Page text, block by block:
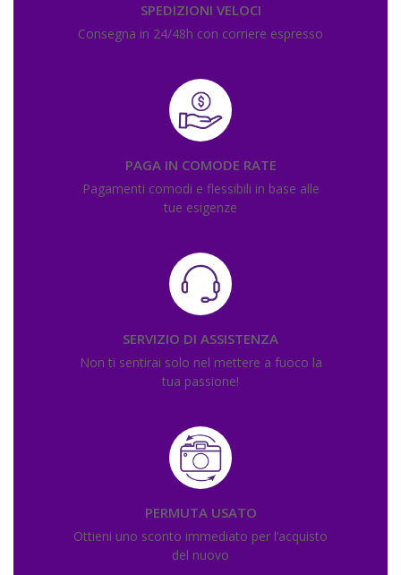
SPEDIZIONI VELOCI
Consegna in 24/48h con corriere espresso
PAGA IN COMODE RATE
Pagamenti comodi e flessibili in base alle
tue esigenze
SERVIZIO DI ASSISTENZA
Non ti sentirai solo nel mettere a fuoco la
tua passione!
PERMUTA USATO
Ottieni uno sconto immediato per l’acquisto
del nuovo